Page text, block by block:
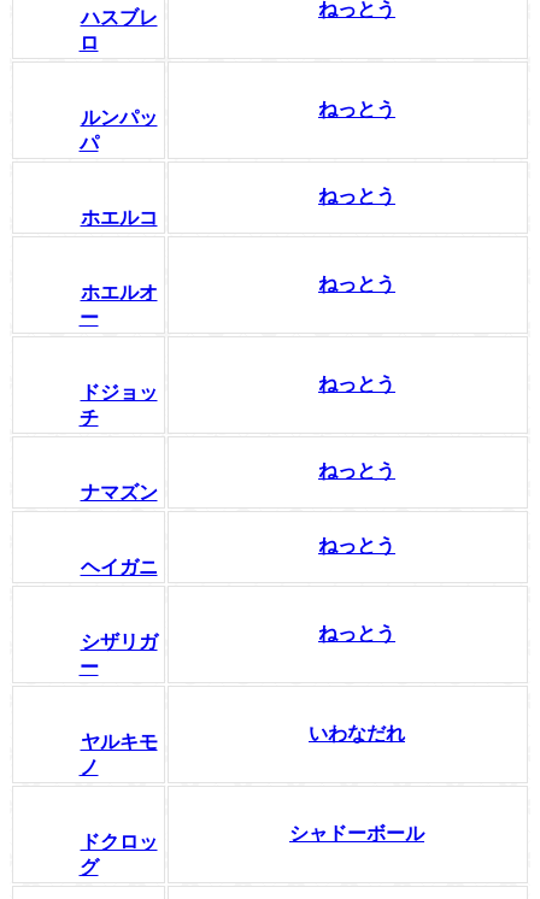
ハスブレ
ロ
ねっとう
ルンパッ
パ
ねっとう
ホエルコ
ねっとう
ホエルオ
ー
ねっとう
ドジョッ
チ
ねっとう
ナマズン
ねっとう
ヘイガニ
ねっとう
シザリガ
ー
ねっとう
ヤルキモ
ノ
いわなだれ
ドクロッ
グ
シャドーボール